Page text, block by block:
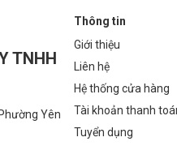
các tuyến đường liên thôn,
an ninh và tạo điều kiện
TNHH
Yên
Thông tin
Giới thiệu
Liên hệ
Hệ thống cửa hàng
Tài khoản thanh
Tuyển dụng